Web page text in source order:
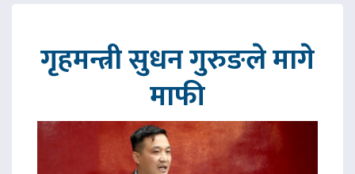
गृहमन्त्री सुधन गुरुङले मागे
माफी